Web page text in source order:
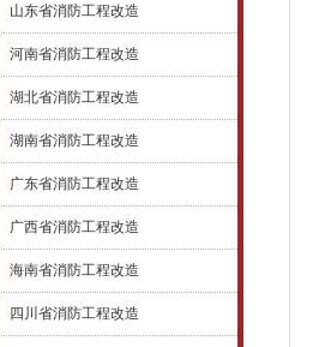
山东省消防工程改造
河南省消防工程改造
湖北省消防工程改造
湖南省消防工程改造
广东省消防工程改造
广西省消防工程改造
海南省消防工程改造
四川省消防工程改造